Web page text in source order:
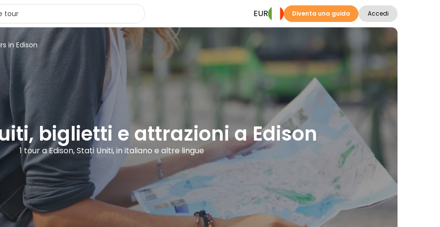
EUR Diventa una guida Accedi
in Edison
biglietti e attrazioni a Edison
1 tour a Edison, Stati Uniti, in italiano e altre lingue